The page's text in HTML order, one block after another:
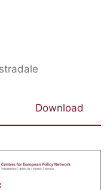
Download